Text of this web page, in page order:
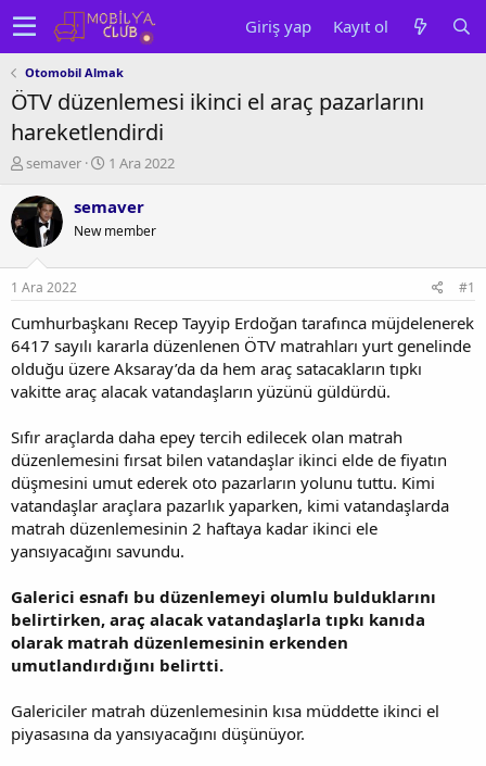
Giriş yap Kayıt ol
Otomobil Almak
ÖTV düzenlemesi ikinci el araç pazarlarını
hareketlendirdi
K
n
y
b
a
ş
l
a
t
a
semaver
B
ş
a
ç
a
r
i
i
1 Ara 2022
semaver
New member
1 Ara 2022 #1
Cumhurbaşkanı Recep Tayyip Erdoğan tarafınca müjdelenerek
6417 sayılı kararla düzenlenen ÖTV matrahları yurt genelinde
olduğu üzere Aksaray’da da hem araç satacakların tıpkı
vakitte araç alacak vatandaşların yüzünü güldürdü.
Sıfır araçlarda daha epey tercih edilecek olan matrah
düzenlemesini fırsat bilen vatandaşlar ikinci elde de fiyatın
düşmesini umut ederek oto pazarların yolunu tuttu. Kimi
vatandaşlar araçlara pazarlık yaparken, kimi vatandaşlarda
matrah düzenlemesinin 2 haftaya kadar ikinci ele
yansıyacağını savundu.
Galerici esnafı bu düzenlemeyi olumlu bulduklarını
belirtirken, araç alacak vatandaşlarla tıpkı kanıda
olarak matrah düzenlemesinin erkenden
umutlandırdığını belirtti.
Galericiler matrah düzenlemesinin kısa müddette ikinci el
piyasasına da yansıyacağını düşünüyor.